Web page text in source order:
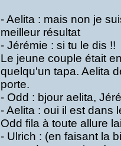
- Aelita : mais non je
meilleur résultat
- Jérémie : si tu le dis !!
Le jeune couple était
quelqu'un tapa. Aelita
porte.
- Odd : bjour aelita,
- Aelita : oui il est dans
Odd fila à toute allure
- Ulrich : (en faisant la